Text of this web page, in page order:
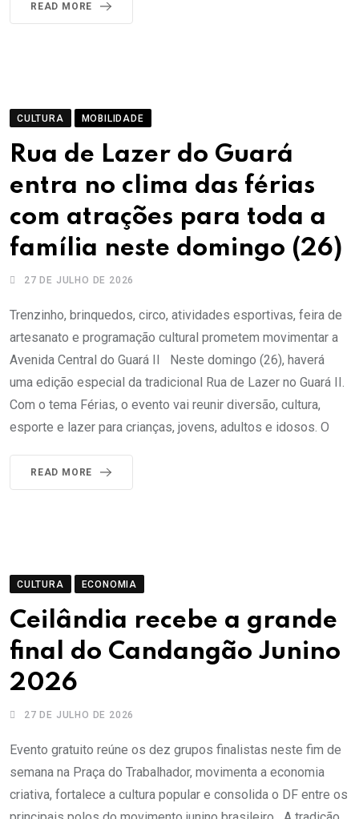
READ MORE
CULTURA MOBILIDADE
Rua de Lazer do Guará
entra no clima das férias
com atrações para toda a
família neste domingo (26)
27 DE JULHO DE 2026
Trenzinho, brinquedos, circo, atividades esportivas, feira de
artesanato e programação cultural prometem movimentar a
Avenida Central do Guará II Neste domingo (26), haverá
uma edição especial da tradicional Rua de Lazer no Guará II.
Com o tema Férias, o evento vai reunir diversão, cultura,
esporte e lazer para crianças, jovens, adultos e idosos. O
READ MORE
CULTURA ECONOMIA
Ceilândia recebe a grande
final do Candangão Junino
2026
27 DE JULHO DE 2026
Evento gratuito reúne os dez grupos finalistas neste fim de
semana na Praça do Trabalhador, movimenta a economia
criativa, fortalece a cultura popular e consolida o DF entre os